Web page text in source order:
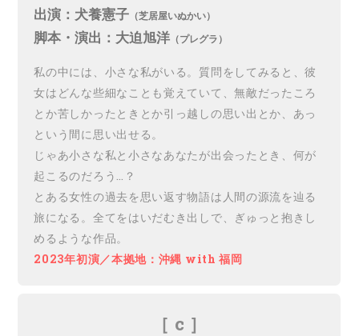
出演：犬養憲子 （芝居屋いぬかい）
脚本・演出：大迫旭洋 （プレグラ）
私の中には、小さな私がいる。質問をしてみると、彼
女はどんな些細なことも覚えていて、無敵だったころ
とか苦しかったときとか引っ越しの思い出とか、あっ
という間に思い出せる。
じゃあ小さな私と小さなあなたが出会ったとき、何が
起こるのだろう…？
とある女性の過去を思い返す物語は人間の源流を辿る
旅になる。全てをはいだむき出しで、ぎゅっと抱きし
めるような作品。
2023年初演／本拠地：沖縄 with 福岡
［ c ］